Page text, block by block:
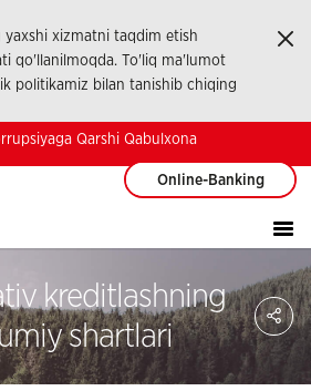
yaxshi xizmatni taqdim etish
qo'llanilmoqda. To'liq ma'lumot
politikamiz bilan tanishib chiqing
Qarshi Qabulxona
Online-Banking
kreditlashning
shartlari